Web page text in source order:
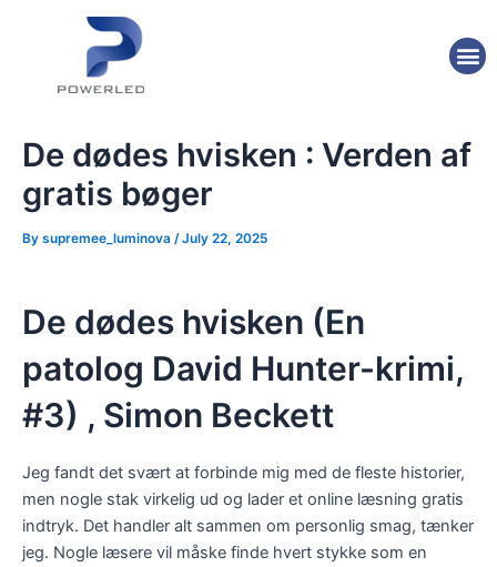
De dødes hvisken : Verden af
gratis bøger
By supremee_luminova /July 22, 2025
De dødes hvisken (En
patolog David Hunter-krimi,
#3) , Simon Beckett
Jeg fandt det svært at forbinde mig med de fleste historier,
men nogle stak virkelig ud og lader et online læsning gratis
indtryk. Det handler alt sammen om personlig smag, tænker
jeg. Nogle læsere vil måske finde hvert stykke som en
navigation